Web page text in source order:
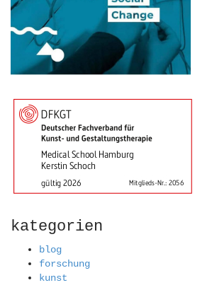
kategorien
blog
forschung
kunst